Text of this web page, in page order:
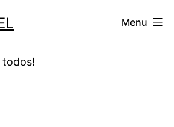
todos!
Menu